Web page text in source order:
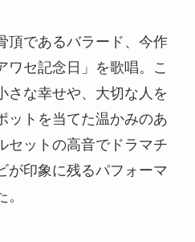
頂であるバラード、今作
ワセ記念日」を歌唱。こ
さな幸せや、大切な人を
ットを当てた温かみのあ
セットの高音でドラマチ
が印象に残るパフォーマ